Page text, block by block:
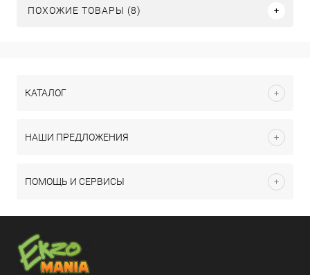
ПОХОЖИЕ ТОВАРЫ (8)
КАТАЛОГ
НАШИ ПРЕДЛОЖЕНИЯ
ПОМОЩЬ И СЕРВИСЫ